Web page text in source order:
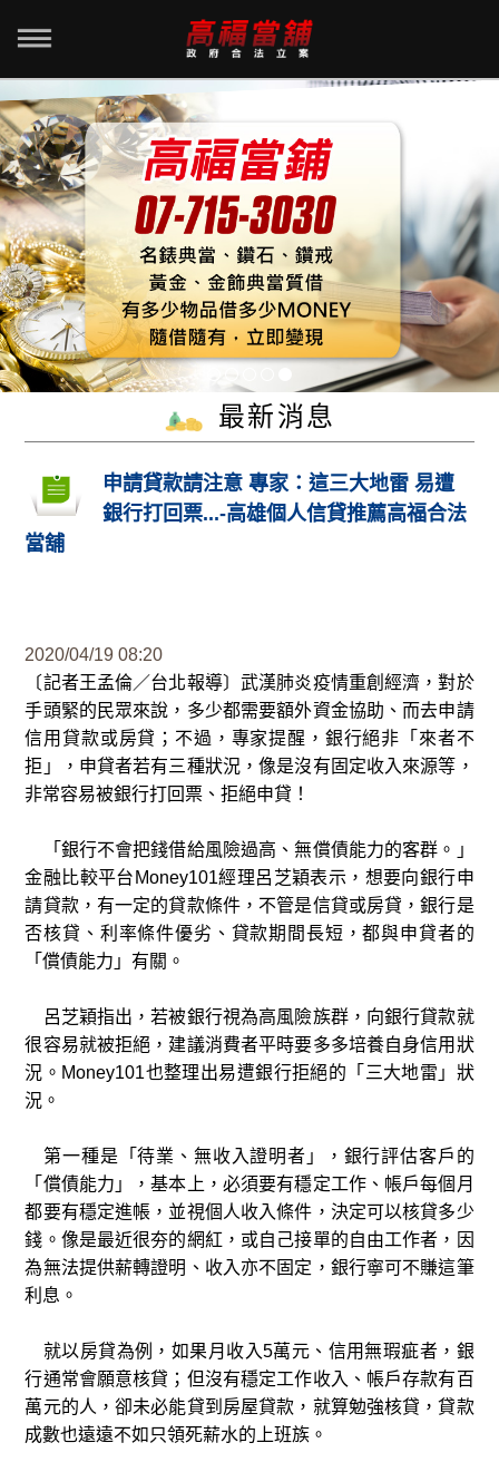
最新消息
申請貸款請注意 專家：這三大地雷 易遭
銀行打回票...-高雄個人信貸推薦高福合法
當舖
2020/04/19 08:20
〔記者王孟倫／台北報導〕武漢肺炎疫情重創經濟，對於
手頭緊的民眾來說，多少都需要額外資金協助、而去申請
信用貸款或房貸；不過，專家提醒，銀行絕非「來者不
拒」，申貸者若有三種狀況，像是沒有固定收入來源等，
非常容易被銀行打回票、拒絕申貸！
「銀行不會把錢借給風險過高、無償債能力的客群。」
金融比較平台Money101經理呂芝穎表示，想要向銀行申
請貸款，有一定的貸款條件，不管是信貸或房貸，銀行是
否核貸、利率條件優劣、貸款期間長短，都與申貸者的
「償債能力」有關。
呂芝穎指出，若被銀行視為高風險族群，向銀行貸款就
很容易就被拒絕，建議消費者平時要多多培養自身信用狀
況。Money101也整理出易遭銀行拒絕的「三大地雷」狀
況。
第一種是「待業、無收入證明者」，銀行評估客戶的
「償債能力」，基本上，必須要有穩定工作、帳戶每個月
都要有穩定進帳，並視個人收入條件，決定可以核貸多少
錢。像是最近很夯的網紅，或自己接單的自由工作者，因
為無法提供薪轉證明、收入亦不固定，銀行寧可不賺這筆
利息。
就以房貸為例，如果月收入5萬元、信用無瑕疵者，銀
行通常會願意核貸；但沒有穩定工作收入、帳戶存款有百
萬元的人，卻未必能貸到房屋貸款，就算勉強核貸，貸款
成數也遠遠不如只領死薪水的上班族。